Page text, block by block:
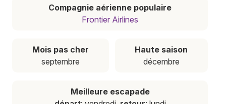
Compagnie aérienne populaire
Frontier Airlines
Mois pas cher
septembre
Haute saison
décembre
Meilleure escapade